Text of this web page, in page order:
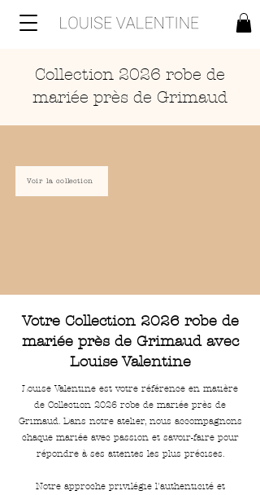
Collection 2026 robe de
mariée près de Grimaud
Voir la collection
Votre Collection 2026 robe de
mariée près de Grimaud avec
Louise Valentine
Louise Valentine est votre référence en matière
de Collection 2026 robe de mariée près de
Grimaud. Dans notre atelier, nous accompagnons
chaque mariée avec passion et savoir-faire pour
répondre à ses attentes les plus précises.
Notre approche privilégie l'authenticité et